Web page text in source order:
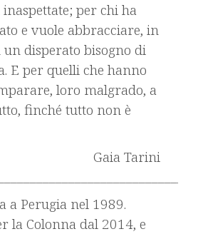
per chi ha
e vuole abbracciare, in
disperato bisogno di
E per quelli che hanno
loro malgrado, a
finché tutto non è
Gaia Tarini
a Perugia nel 1989.
la Colonna dal 2014, e